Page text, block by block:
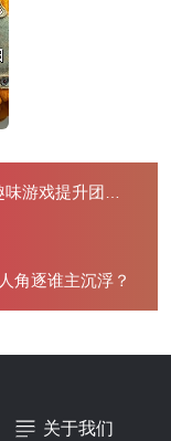
提升团队凝聚力
角逐谁主沉浮？
关于我们